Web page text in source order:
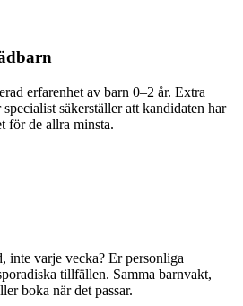
erfarenhet av barn 0–2 år. Extra
säkerställer att kandidaten har
för de allra minsta.
inte varje vecka? Er personliga
tillfällen. Samma barnvakt,
boka när det passar.